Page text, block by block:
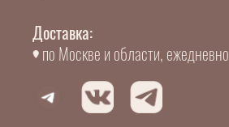
Доставка:
по Москве и области, ежедневно